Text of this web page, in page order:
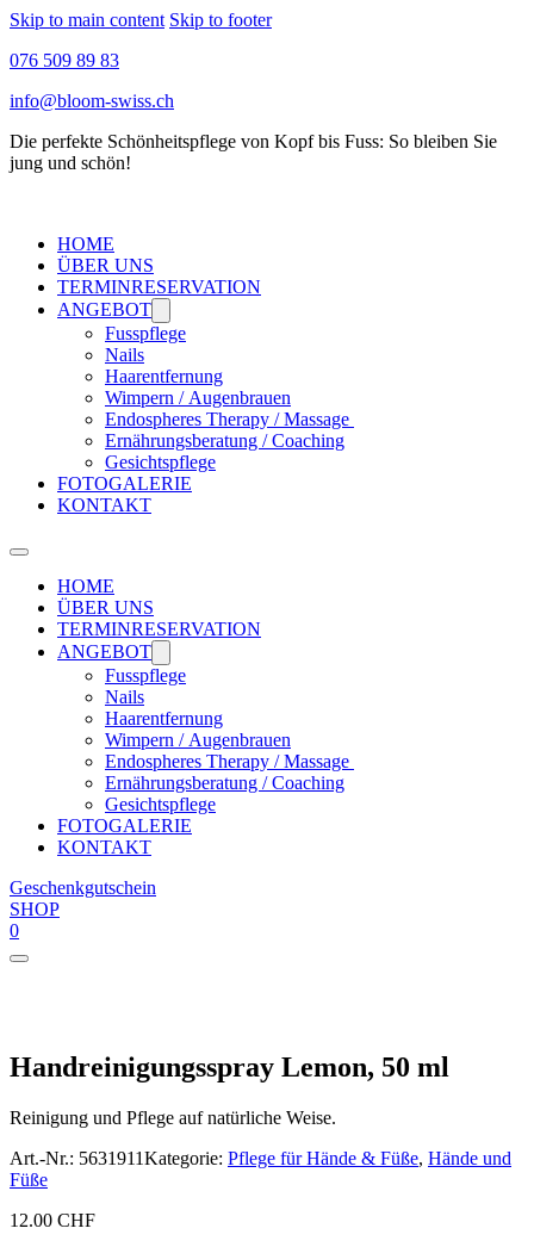
Skip to main content Skip to footer
076 509 89 83
info@bloom-swiss.ch
Die perfekte Schönheitspflege von Kopf bis Fuss: So bleiben Sie
jung und schön!
HOME
ÜBER UNS
TERMINRESERVATION
ANGEBOT
Fusspflege
Nails
Haarentfernung
Wimpern / Augenbrauen
Endospheres Therapy / Massage
Ernährungsberatung / Coaching
Gesichtspflege
FOTOGALERIE
KONTAKT
HOME
ÜBER UNS
TERMINRESERVATION
ANGEBOT
Fusspflege
Nails
Haarentfernung
Wimpern / Augenbrauen
Endospheres Therapy / Massage
Ernährungsberatung / Coaching
Gesichtspflege
FOTOGALERIE
KONTAKT
Geschenkgutschein
SHOP
0
Handreinigungsspray Lemon, 50 ml
Reinigung und Pflege auf natürliche Weise.
Art.-Nr.: 5631911Kategorie: Pflege für Hände & Füße, Hände und
Füße
12.00 CHF